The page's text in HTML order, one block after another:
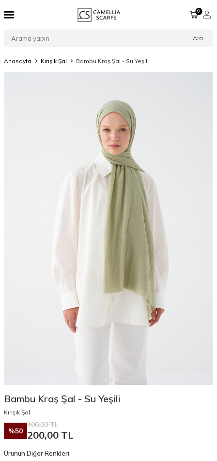
Ara
0
Anasayfa Kırışık Şal Bambu Kraş Şal - Su Yeşili
Bambu Kraş Şal - Su Yeşili
Kırışık Şal
%50
400,00TL
200,00 TL
Ürünün Diğer Renkleri